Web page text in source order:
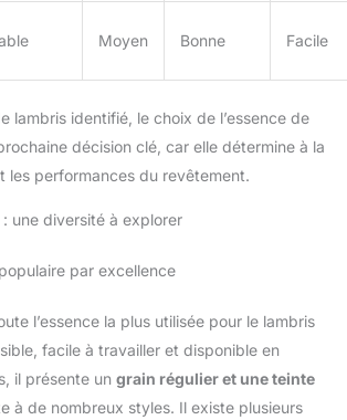
Moyen Bonne Facile
lambris identifié, le choix de l’essence de
décision clé, car elle détermine à la
les performances du revêtement.
une diversité à explorer
par excellence
l’essence la plus utilisée pour le lambris
facile à travailler et disponible en
il présente un grain régulier et une teinte
à de nombreux styles. Il existe plusieurs